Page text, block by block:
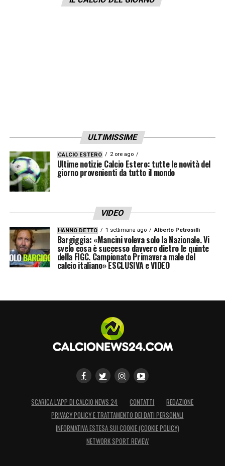
ULTIMISSIME
CALCIO ESTERO 2 ore ago
Ultime notizie Calcio Estero: tutte le novità del
giorno provenienti da tutto il mondo
VIDEO
HANNO DETTO 1 settimana ago Alberto Petrosilli
Bargiggia: «Mancini voleva solo la Nazionale. Vi
svelo cosa è successo davvero dietro le quinte
della FIGC. Campionato Primavera male del
calcio italiano» ESCLUSIVA e VIDEO
SCARICA L’APP DI CALCIO NEWS 24 CONTATTI
REDAZIONE
PRIVACY POLICY E TRATTAMENTO DEI DATI PERSONALI
INFORMATIVA ESTESA SUI COOKIE (COOKIE POLICY)
NETWORK SPORT REVIEW